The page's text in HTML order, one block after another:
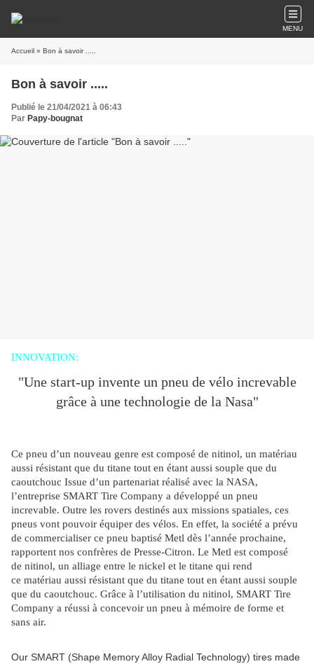
MENU
Accueil » Bon à savoir .....
Bon à savoir .....
Publié le 21/04/2021 à 06:43
Par Papy-bougnat
INNOVATION:
"Une start-up invente un pneu de vélo increvable
grâce à une technologie de la Nasa"
Ce pneu d’un nouveau genre est composé de nitinol, un matériau
aussi résistant que du titane tout en étant aussi souple que du
caoutchouc Issue d’un partenariat réalisé avec la NASA,
l’entreprise SMART Tire Company a développé un pneu
increvable. Outre les rovers destinés aux missions spatiales, ces
pneus vont pouvoir équiper des vélos. En effet, la société a prévu
de commercialiser ce pneu baptisé Metl dès l’année prochaine,
rapportent nos confrères de Presse-Citron. Le Metl est composé
de nitinol, un alliage entre le nickel et le titane qui rend
ce matériau aussi résistant que du titane tout en étant aussi souple
que du caoutchouc. Grâce à l’utilisation du nitinol, SMART Tire
Company a réussi à concevoir un pneu à mémoire de forme et
sans air.
Our SMART (Shape Memory Alloy Radial Technology) tires made